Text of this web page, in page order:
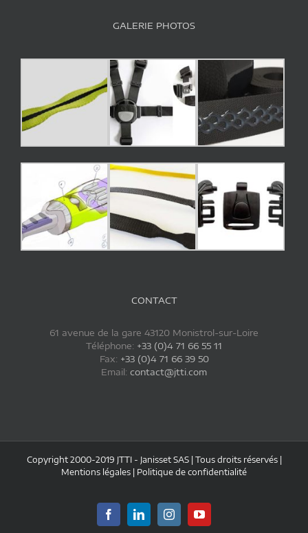
GALERIE PHOTOS
CONTACT
61 avenue de la gare 43120 Monistrol-sur-Loire
Téléphone: +33 (0)4 71 66 55 11
Fax: +33 (0)4 71 66 39 50
Email: contact@jtti.com
Copyright 2000-2019 JTTI - Janisset SAS | Tous droits réservés |
Mentions légales
Politique de confidentialité
FacebookLinkedInInstagramYouTube